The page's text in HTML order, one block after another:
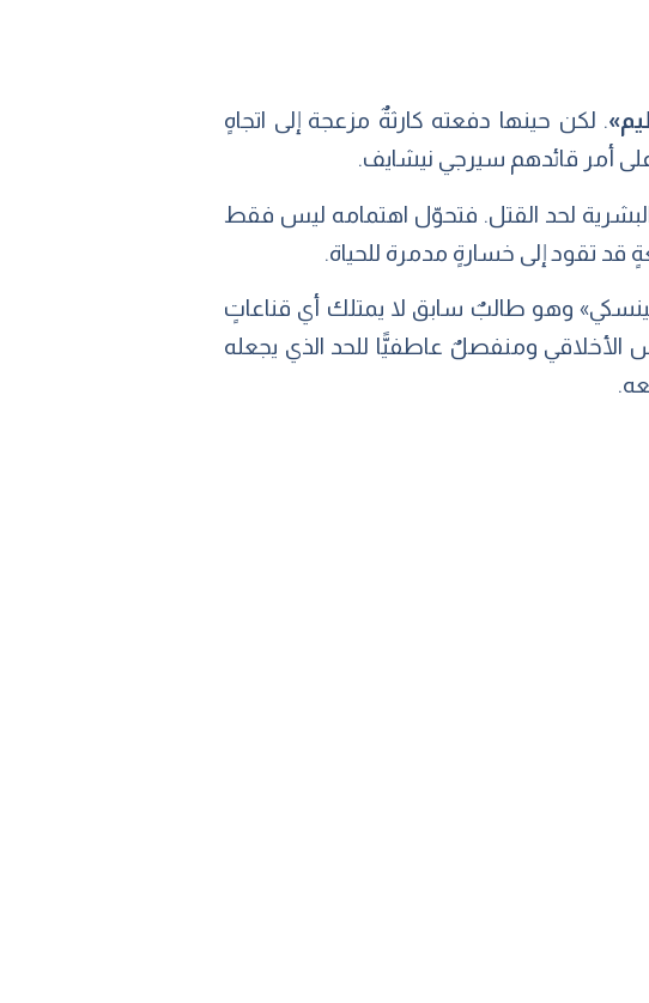
. لكن حينها دفعته كارثةٌ مزعجة إلى اتجاهٍ
أمر قائدهم سيرجي نيشايف.
لحد القتل. فتحوّل اهتمامه ليس فقط
قد تقود إلى خسارةٍ مدمرة للحياة.
وهو طالبٌ سابق لا يمتلك أي قناعاتٍ
ومنفصلٌ عاطفيًّا للحد الذي يجعله